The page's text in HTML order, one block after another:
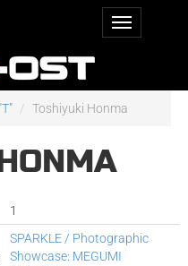
Toshiyuki Honma
1
SPARKLE / Photographic
Showcase: MEGUMI